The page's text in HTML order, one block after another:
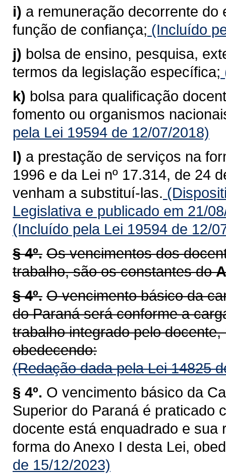
i) a remuneração decorrente
função de confiança; (Incluído
j) bolsa de ensino, pesquisa,
termos da legislação específica;
k) bolsa para qualificação
fomento ou organismos
pela Lei 19594 de 12/07/2018)
l) a prestação de serviços na
1996 e da Lei nº 17.314, de 24
venham a substituí-las.
Legislativa e publicado em 21/
(Incluído pela Lei 19594 de 12/
§ 4º. Os vencimentos dos
trabalho, são os constantes do
§ 4º. O vencimento básico da
do Paraná será conforme a
trabalho integrado pelo
obedecendo:
(Redação dada pela Lei 14825
§ 4º. O vencimento básico da
Superior do Paraná é praticado
docente está enquadrado e
forma do Anexo I desta Lei,
de 15/12/2023)